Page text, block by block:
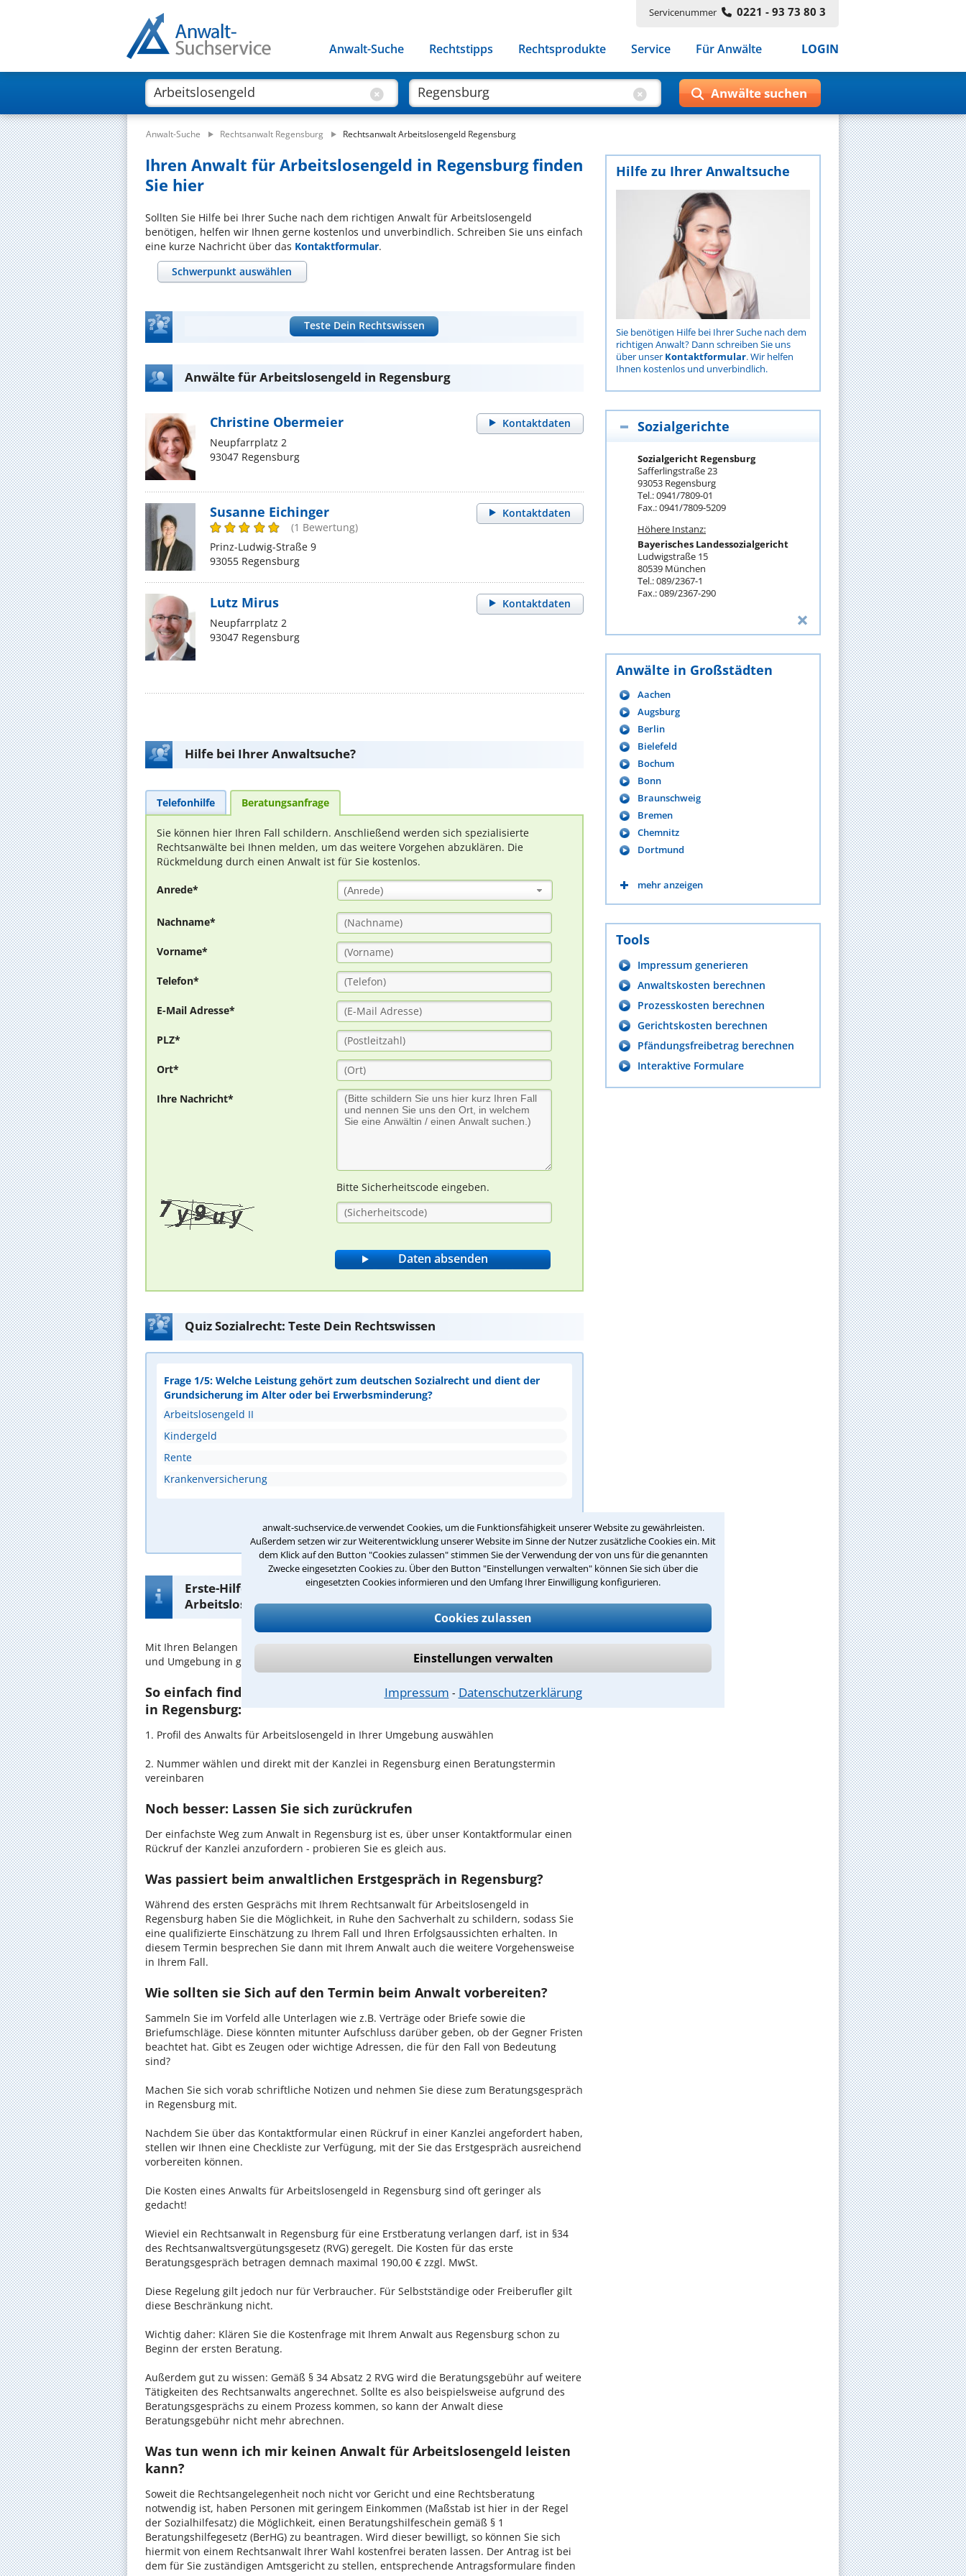
anwalt-suchservice.de verwendet Cookies, um die Funktionsfähigkeit unserer Website zu gewährleisten.
Außerdem setzen wir zur Weiterentwicklung unserer Website im Sinne der Nutzer zusätzliche Cookies ein. Mit
dem Klick auf den Button "Cookies zulassen" stimmen Sie der Verwendung der von uns für die genannten
Zwecke eingesetzten Cookies zu. Über den Button "Einstellungen verwalten" können Sie sich über die
eingesetzten Cookies informieren und den Umfang Ihrer Einwilligung konfigurieren.
Cookies zulassen
Einstellungen verwalten
Impressum ⁃ Datenschutzerklärung
Servicenummer 0221 - 93 73 80 3
Anwalt-Suche Rechtstipps Rechtsprodukte Service Für Anwälte LOGIN
Anwalt-Suche Rechtsanwalt Regensburg Rechtsanwalt Arbeitslosengeld Regensburg
Ihren Anwalt für Arbeitslosengeld in Regensburg finden
Sie hier
Sollten Sie Hilfe bei Ihrer Suche nach dem richtigen Anwalt für Arbeitslosengeld
benötigen, helfen wir Ihnen gerne kostenlos und unverbindlich. Schreiben Sie uns einfach
eine kurze Nachricht über das Kontaktformular.
Schwerpunkt auswählen
Teste Dein Rechtswissen
Anwälte für Arbeitslosengeld in Regensburg
Kontaktdaten
Christine Obermeier
Neupfarrplatz 2
93047 Regensburg
Kontaktdaten
Susanne Eichinger
(1 Bewertung)
Prinz-Ludwig-Straße 9
93055 Regensburg
Kontaktdaten
Lutz Mirus
Neupfarrplatz 2
93047 Regensburg
Hilfe bei Ihrer Anwaltsuche?
Telefonhilfe Beratungsanfrage
Sie können hier Ihren Fall schildern. Anschließend werden sich spezialisierte
Rechtsanwälte bei Ihnen melden, um das weitere Vorgehen abzuklären. Die
Rückmeldung durch einen Anwalt ist für Sie kostenlos.
Anrede* (Anrede)
Nachname*
Vorname*
Telefon*
E-Mail Adresse*
PLZ*
Ort*
Ihre Nachricht*
Bitte Sicherheitscode eingeben.
Quiz Sozialrecht: Teste Dein Rechtswissen
Frage 1/5: Welche Leistung gehört zum deutschen Sozialrecht und dient der
Grundsicherung im Alter oder bei Erwerbsminderung?
Arbeitslosengeld II
Kindergeld
Rente
Krankenversicherung
Antwort überprüfen
Erste-Hilfe-Infos zur Suche nach einem Anwalt für
Arbeitslosengeld in Regensburg
Mit Ihren Belangen imArbeitslosengeldsind Sie bei unseren Anwälten aus Regensburg
und Umgebung in guten Händen.
So einfach finden Sie den passenden Anwalt für Arbeitslosengeld
in Regensburg:
1. Profil des Anwalts für Arbeitslosengeld in Ihrer Umgebung auswählen
2. Nummer wählen und direkt mit der Kanzlei in Regensburg einen Beratungstermin
vereinbaren
Noch besser: Lassen Sie sich zurückrufen
Der einfachste Weg zum Anwalt in Regensburg ist es, über unser Kontaktformular einen
Rückruf der Kanzlei anzufordern - probieren Sie es gleich aus.
Was passiert beim anwaltlichen Erstgespräch in Regensburg?
Während des ersten Gesprächs mit Ihrem Rechtsanwalt für Arbeitslosengeld in
Regensburg haben Sie die Möglichkeit, in Ruhe den Sachverhalt zu schildern, sodass Sie
eine qualifizierte Einschätzung zu Ihrem Fall und Ihren Erfolgsaussichten erhalten. In
diesem Termin besprechen Sie dann mit Ihrem Anwalt auch die weitere Vorgehensweise
in Ihrem Fall.
Wie sollten sie Sich auf den Termin beim Anwalt vorbereiten?
Sammeln Sie im Vorfeld alle Unterlagen wie z.B. Verträge oder Briefe sowie die
Briefumschläge. Diese könnten mitunter Aufschluss darüber geben, ob der Gegner Fristen
beachtet hat. Gibt es Zeugen oder wichtige Adressen, die für den Fall von Bedeutung
sind?
Machen Sie sich vorab schriftliche Notizen und nehmen Sie diese zum Beratungsgespräch
in Regensburg mit.
Nachdem Sie über das Kontaktformular einen Rückruf in einer Kanzlei angefordert haben,
stellen wir Ihnen eine Checkliste zur Verfügung, mit der Sie das Erstgespräch ausreichend
vorbereiten können.
Die Kosten eines Anwalts für Arbeitslosengeld in Regensburg sind oft geringer als
gedacht!
Wieviel ein Rechtsanwalt in Regensburg für eine Erstberatung verlangen darf, ist in §34
des Rechtsanwaltsvergütungsgesetz (RVG) geregelt. Die Kosten für das erste
Beratungsgespräch betragen demnach maximal 190,00 € zzgl. MwSt.
Diese Regelung gilt jedoch nur für Verbraucher. Für Selbstständige oder Freiberufler gilt
diese Beschränkung nicht.
Wichtig daher: Klären Sie die Kostenfrage mit Ihrem Anwalt aus Regensburg schon zu
Beginn der ersten Beratung.
Außerdem gut zu wissen: Gemäß § 34 Absatz 2 RVG wird die Beratungsgebühr auf weitere
Tätigkeiten des Rechtsanwalts angerechnet. Sollte es also beispielsweise aufgrund des
Beratungsgesprächs zu einem Prozess kommen, so kann der Anwalt diese
Beratungsgebühr nicht mehr abrechnen.
Was tun wenn ich mir keinen Anwalt für Arbeitslosengeld leisten
kann?
Soweit die Rechtsangelegenheit noch nicht vor Gericht und eine Rechtsberatung
notwendig ist, haben Personen mit geringem Einkommen (Maßstab ist hier in der Regel
der Sozialhilfesatz) die Möglichkeit, einen Beratungshilfeschein gemäß § 1
Beratungshilfegesetz (BerHG) zu beantragen. Wird dieser bewilligt, so können Sie sich
hiermit von einem Rechtsanwalt Ihrer Wahl kostenfrei beraten lassen. Der Antrag ist bei
dem für Sie zuständigen Amtsgericht zu stellen, entsprechende Antragsformulare finden
Hilfe zu Ihrer Anwaltsuche
Sie benötigen Hilfe bei Ihrer Suche nach dem
richtigen Anwalt? Dann schreiben Sie uns
über unser Kontaktformular. Wir helfen
Ihnen kostenlos und unverbindlich.
Sozialgerichte
Sozialgericht Regensburg
Safferlingstraße 23
93053 Regensburg
Tel.: 0941/7809-01
Fax.: 0941/7809-5209
Höhere Instanz:
Bayerisches Landessozialgericht
Ludwigstraße 15
80539 München
Tel.: 089/2367-1
Fax.: 089/2367-290
Anwälte in Großstädten
Aachen
Augsburg
Berlin
Bielefeld
Bochum
Bonn
Braunschweig
Bremen
Chemnitz
Dortmund
mehr anzeigen
Tools
Impressum generieren
Anwaltskosten berechnen
Prozesskosten berechnen
Gerichtskosten berechnen
Pfändungsfreibetrag berechnen
Interaktive Formulare